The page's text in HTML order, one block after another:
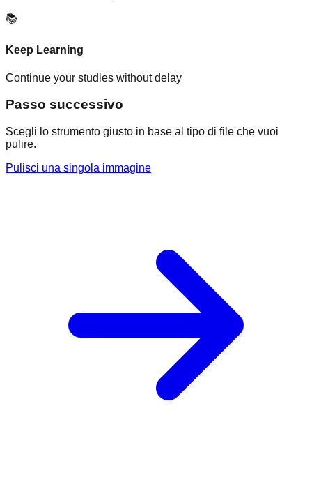
📚
Keep Learning
Continue your studies without delay
Passo successivo
Scegli lo strumento giusto in base al tipo di file che vuoi
pulire.
Pulisci una singola immagine